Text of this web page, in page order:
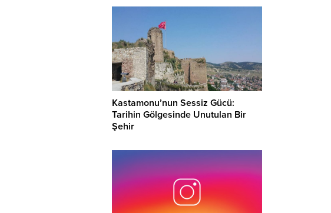
Kastamonu’nun Sessiz Gücü:
Tarihin Gölgesinde Unutulan Bir
Şehir